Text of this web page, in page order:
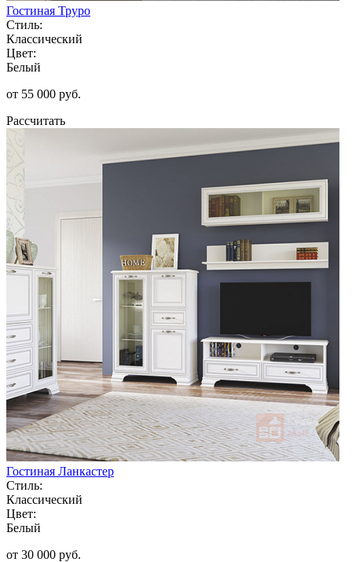
Гостиная Труро
Стиль:
Классический
Цвет:
Белый
от 55 000 руб.
Рассчитать
Гостиная Ланкастер
Стиль:
Классический
Цвет:
Белый
от 30 000 руб.